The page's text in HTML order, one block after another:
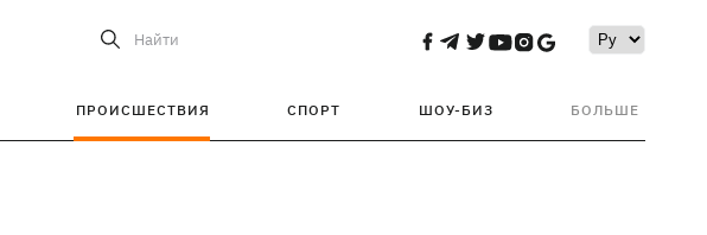
Найти
ПРОИСШЕСТВИЯ СПОРТ ШОУ-БИЗ БОЛЬШЕ